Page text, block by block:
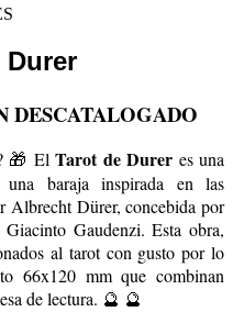
Durer
DESCATALOGADO
🎁 ElTarot de Durer es una
una baraja inspirada en las
Albrecht Dürer, concebida por
Gaudenzi. Esta obra,
al tarot con gusto por lo
66x120 mm que combinan
de lectura. 🔮 🔮